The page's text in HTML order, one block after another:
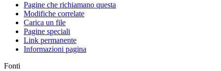
Pagine che richiamano questa
Modifiche correlate
Carica un file
Pagine speciali
Link permanente
Informazioni pagina
Fonti